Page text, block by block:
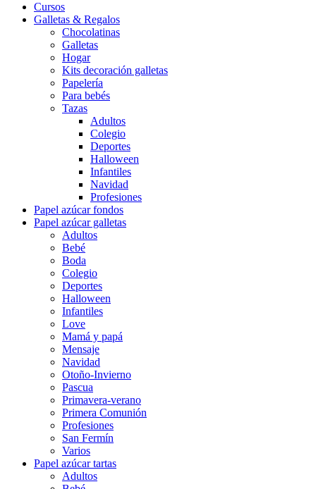
Cursos
Galletas & Regalos
Chocolatinas
Galletas
Hogar
Kits decoración galletas
Papelería
Para bebés
Tazas
Adultos
Colegio
Deportes
Halloween
Infantiles
Navidad
Profesiones
Papel azúcar fondos
Papel azúcar galletas
Adultos
Bebé
Boda
Colegio
Deportes
Halloween
Infantiles
Love
Mamá y papá
Mensaje
Navidad
Otoño-Invierno
Pascua
Primavera-verano
Primera Comunión
Profesiones
San Fermín
Varios
Papel azúcar tartas
Adultos